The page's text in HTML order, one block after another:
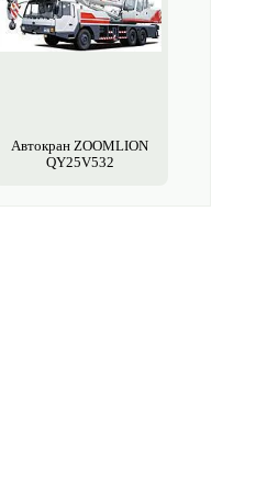
Авто­кран ZOOMLION
QY25V532